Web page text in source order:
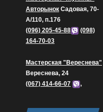
Авторынок Садовая, 70-
А/110, п.176
(096) 205-45-88
(098)
164-70-03
Мастерская "Вереснева"
Вереснева, 24
(067) 414-66-07
,